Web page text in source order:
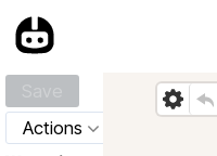
Actions